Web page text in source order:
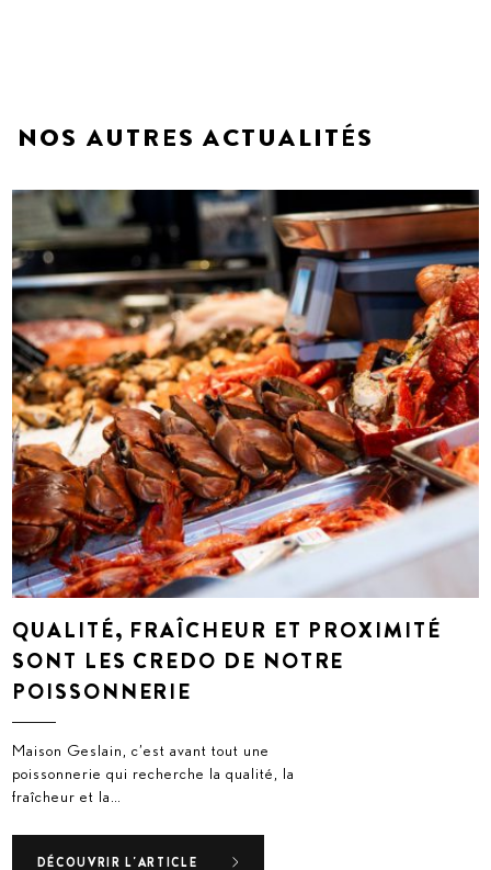
NOS AUTRES ACTUALITÉS
QUALITÉ, FRAÎCHEUR ET PROXIMITÉ
SONT LES CREDO DE NOTRE
POISSONNERIE
Maison Geslain, c’est avant tout une
poissonnerie qui recherche la qualité, la
fraîcheur et la…
DÉCOUVRIR L'ARTICLE